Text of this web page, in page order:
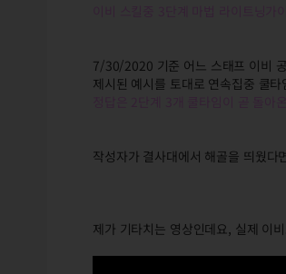
7/30/2020 기준 어느 스태프 이비
제시된 예시를 토대로 연속집중 쿨
작성자가 결사대에서 해골을 띄웠
제가 기타치는 영상인데요, 실제 이